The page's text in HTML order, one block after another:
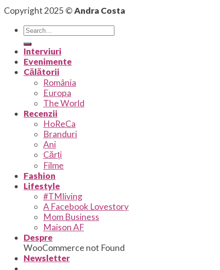
Copyright 2025 ©Andra Costa
Interviuri
Evenimente
Călătorii
România
Europa
The World
Recenzii
HoReCa
Branduri
Ani
Cărți
Filme
Fashion
Lifestyle
#TMliving
A Facebook Lovestory
Mom Business
Maison AF
Despre
WooCommerce not Found
Newsletter